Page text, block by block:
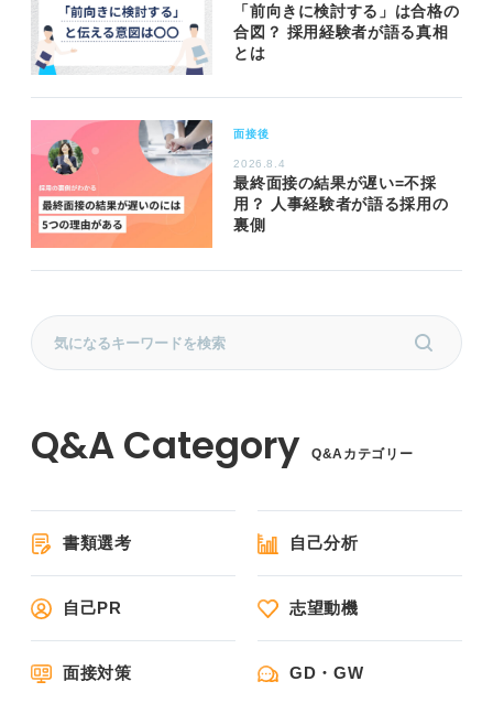
「前向きに検討する」は合格の
合図？ 採用経験者が語る真相
とは
面接後
2026.8.4
最終面接の結果が遅い=不採
用？ 人事経験者が語る採用の
裏側
Q&Aカテゴリー
書類選考 自己分析
自己PR 志望動機
面接対策 GD・GW